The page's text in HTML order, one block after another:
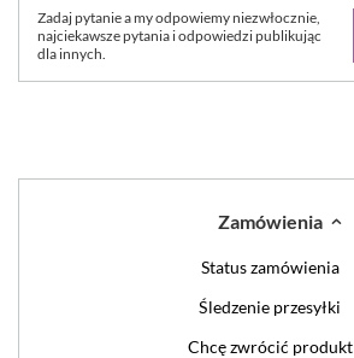
Zadaj pytanie a my odpowiemy niezwłocznie,
najciekawsze pytania i odpowiedzi publikując
dla innych.
Zamówienia
Status zamówienia
Śledzenie przesyłki
Chcę zwrócić produkt